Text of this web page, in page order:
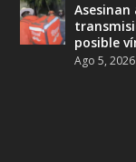
posible
Ago 5, 2026